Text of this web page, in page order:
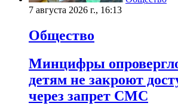
7 августа 2026 г., 16:13
Общество
Минцифры
детям не закроют
через запрет СМС